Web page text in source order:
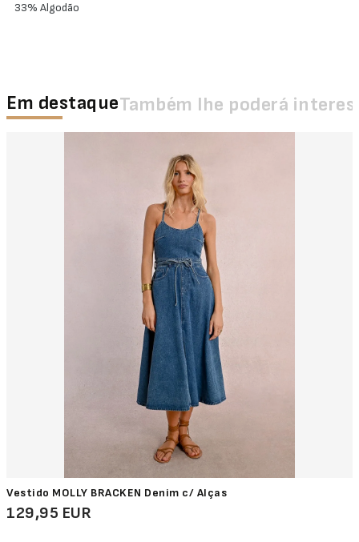
33% Algodão
Em destaqueTambém lhe poderá
Vestido MOLLY BRACKEN Denim c/ Alças
129,95 EUR